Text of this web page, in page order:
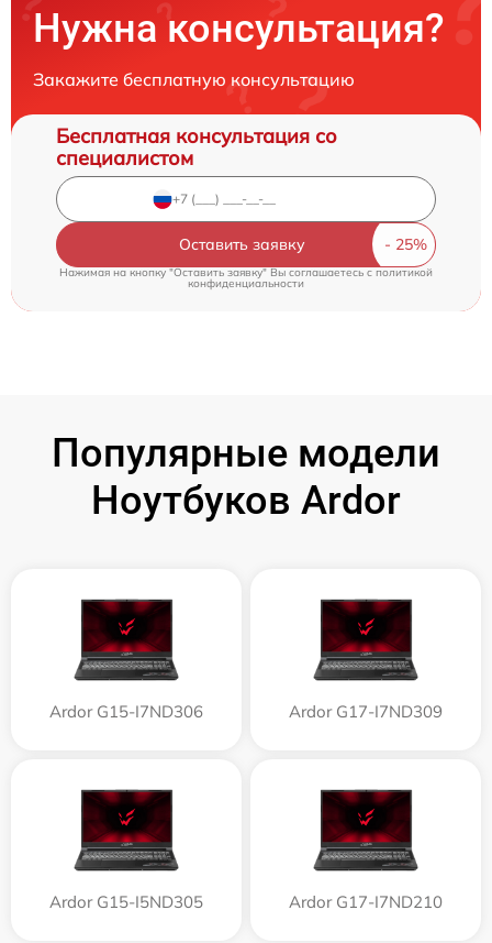
Нужна консультация?
Закажите бесплатную консультацию
Бесплатная консультация со
специалистом
Оставить заявку
Нажимая на кнопку "Оставить заявку" Вы соглашаетесь cполитикой
конфиденциальности
Популярные модели
Ноутбуков Ardor
Ardor G15-I7ND306 Ardor G17-I7ND309
Ardor G15-I5ND305 Ardor G17-I7ND210